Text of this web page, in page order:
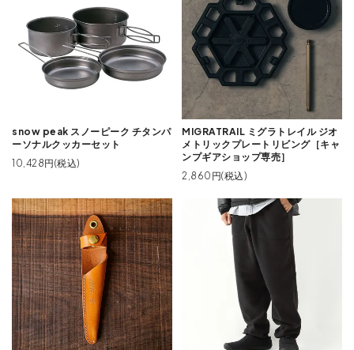
snow peak スノーピーク チタンパ
ーソナルクッカーセット
10,428円(税込)
MIGRATRAIL ミグラトレイル ジオ
メトリックプレートリビング［キャ
ンプギアショップ専売］
2,860円(税込)